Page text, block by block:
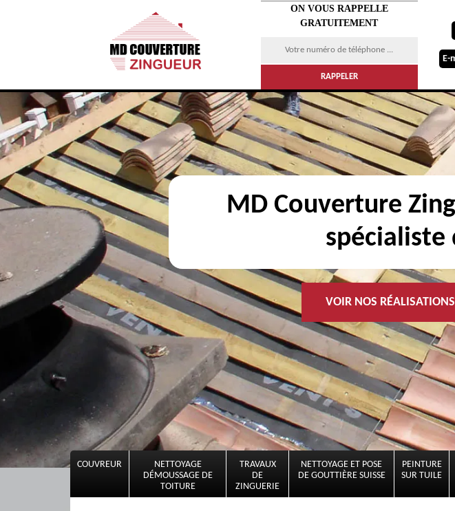
ON VOUS RAPPELLE
GRATUITEMENT
E-
MD Couverture
VOIR NOS RÉALISATIONS
COUVREUR
NETTOYAGE
DÉMOUSSAGE DE
TOITURE
TRAVAUX
DE
ZINGUERIE
NETTOYAGE ET POSE
DE GOUTTIÈRE SUISSE
PEINTURE
SUR TUILE